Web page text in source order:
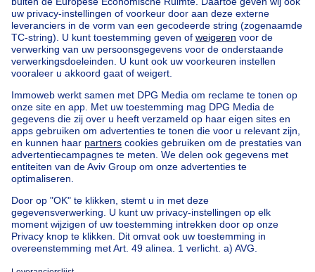
Home België
Brussel (provincie)
Brussel (arrondissement)
Kopen uw bel-etage in Bruxelles
Onze huizen buiten BelgiëHuis te koop Frankrijk
Huis te koop Spanje
Huis te koop Italië
Huis te koop Luxemburg
Huis te koop Nederland
Goedkoop vastgoedGoedkoop huis te koop
Goedkope appartementen te huur
Onze huurwoningen met slaapkamers
Appartement te koop met 3 slaapkamers Oostende
Huis te koop met 3 slaapkamers Stene
Huis te koop met 3 slaapkamers Deurne